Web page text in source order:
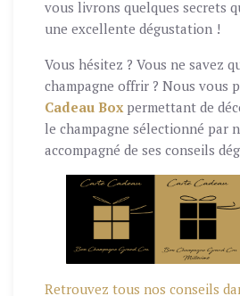
vous livrons quelques secrets
une excellente dégustation !
Vous hésitez ? Vous ne savez
champagne offrir ? Nous vous
Cadeau Boxpermettant de
le champagne sélectionné par
accompagné de ses conseils
Retrouvez tous nos conseils